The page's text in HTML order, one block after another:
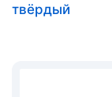
твёрдый